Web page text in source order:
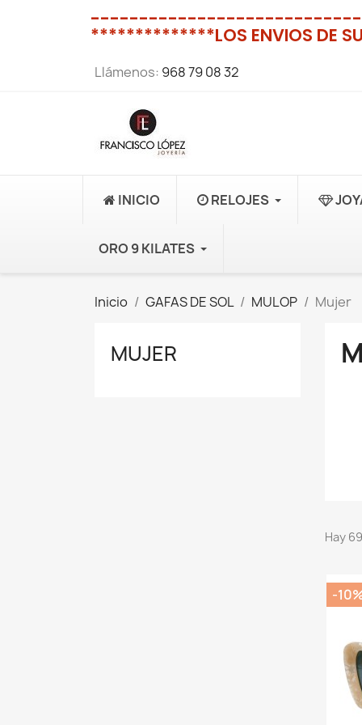
----------------------------
**************LOS ENVIOS DE
Llámenos: 968 79 08 32
INICIO RELOJES
ORO 9 KILATES
Inicio GAFAS DE SOL MULOP Mujer
MUJER
Hay
-